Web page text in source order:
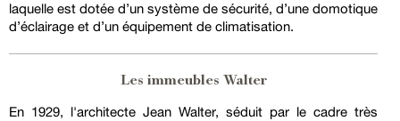
laquelle est dotée d’un système de sécurité, d’une domotique
d’éclairage et d’un équipement de climatisation.
Les immeubles Walter
En 1929, l'architecte Jean Walter, séduit par le cadre très